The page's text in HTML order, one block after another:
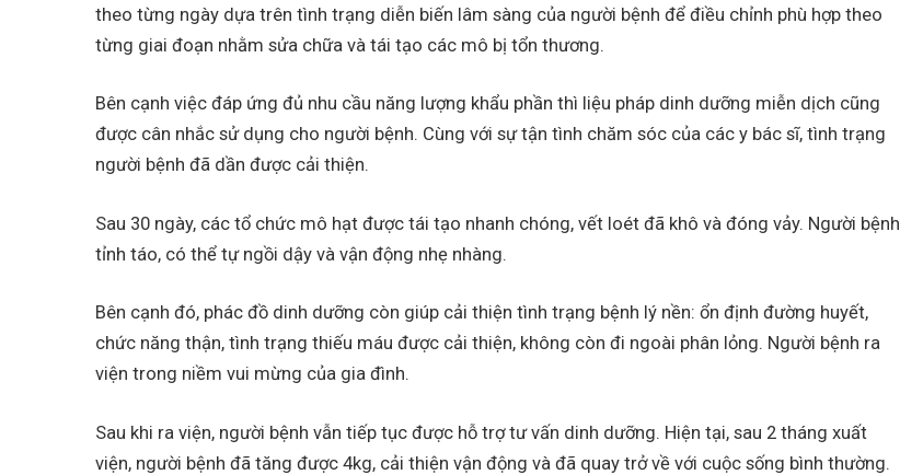
theo từng ngày dựa trên tình trạng diễn biến lâm sàng của người bệnh để điều chỉnh phù hợp theo
từng giai đoạn nhằm sửa chữa và tái tạo các mô bị tổn thương.
Bên cạnh việc đáp ứng đủ nhu cầu năng lượng khẩu phần thì liệu pháp dinh dưỡng miễn dịch cũng
được cân nhắc sử dụng cho người bệnh. Cùng với sự tận tình chăm sóc của các y bác sĩ, tình trạng
người bệnh đã dần được cải thiện.
Sau 30 ngày, các tổ chức mô hạt được tái tạo nhanh chóng, vết loét đã khô và đóng vảy. Người bệnh
tỉnh táo, có thể tự ngồi dậy và vận động nhẹ nhàng.
Bên cạnh đó, phác đồ dinh dưỡng còn giúp cải thiện tình trạng bệnh lý nền: ổn định đường huyết,
chức năng thận, tình trạng thiếu máu được cải thiện, không còn đi ngoài phân lỏng. Người bệnh ra
viện trong niềm vui mừng của gia đình.
Sau khi ra viện, người bệnh vẫn tiếp tục được hỗ trợ tư vấn dinh dưỡng. Hiện tại, sau 2 tháng xuất
viện, người bệnh đã tăng được 4kg, cải thiện vận động và đã quay trở về với cuộc sống bình thường.